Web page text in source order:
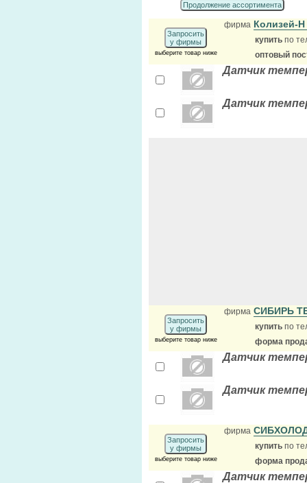
Продолжение ассортимента
Запросить
у фирмы
выберите товар ниже
фирма Колизей-
купить по
оптовый
Датчик
Датчик
Запросить
у фирмы
выберите товар ниже
фирма СИБИРЬ
купить по
форма
Датчик
Датчик
Запросить
у фирмы
выберите товар ниже
фирма
купить по
форма
Датчик